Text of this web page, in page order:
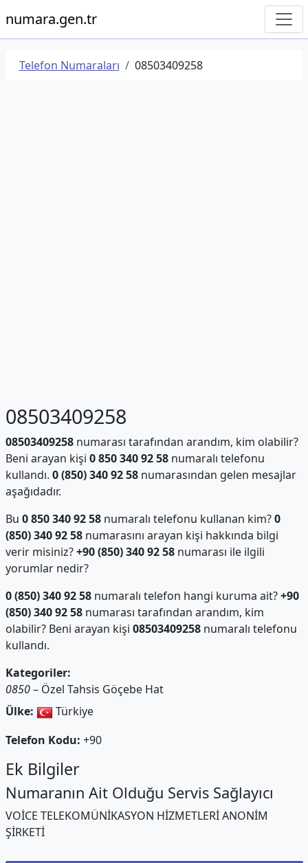
numara.gen.tr
Telefon Numaraları 08503409258
08503409258
08503409258numarası tarafından arandım, kim olabilir?
Beni arayan kişi 0 850 340 92 58numaralı telefonu
kullandı. 0 (850) 340 92 58numarasından gelen mesajlar
aşağıdadır.
Bu 0 850 340 92 58numaralı telefonu kullanan kim?0
(850) 340 92 58numarasını arayan kişi hakkında bilgi
verir misiniz?+90 (850) 340 92 58numarası ile ilgili
yorumlar nedir?
0 (850) 340 92 58numaralı telefon hangi kuruma ait?+90
(850) 340 92 58numarası tarafından arandım, kim
olabilir? Beni arayan kişi 08503409258numaralı telefonu
kullandı.
Kategoriler:
0850– Özel Tahsis Göçebe Hat
Ülke:
Türkiye
Telefon Kodu: +90
Ek Bilgiler
Numaranın Ait Olduğu Servis Sağlayıcı
VOİCE TELEKOMÜNİKASYON HİZMETLERİ ANONİM
ŞİRKETİ